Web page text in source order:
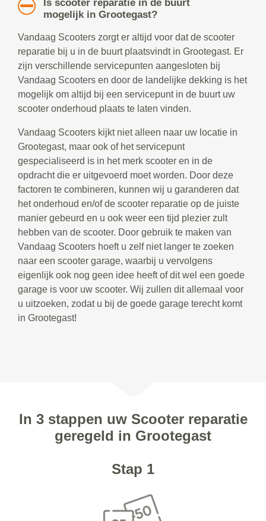
Is scooter reparatie in de buurt
mogelijk in Grootegast?
Vandaag Scooters zorgt er altijd voor dat de scooter
reparatie bij u in de buurt plaatsvindt in Grootegast. Er
zijn verschillende servicepunten aangesloten bij
Vandaag Scooters en door de landelijke dekking is het
mogelijk om altijd bij een servicepunt in de buurt uw
scooter onderhoud plaats te laten vinden.
Vandaag Scooters kijkt niet alleen naar uw locatie in
Grootegast, maar ook of het servicepunt
gespecialiseerd is in het merk scooter en in de
opdracht die er uitgevoerd moet worden. Door deze
factoren te combineren, kunnen wij u garanderen dat
het onderhoud en/of de scooter reparatie op de juiste
manier gebeurd en u ook weer een tijd plezier zult
hebben van de scooter. Door gebruik te maken van
Vandaag Scooters hoeft u zelf niet langer te zoeken
naar een scooter garage, waarbij u vervolgens
eigenlijk ook nog geen idee heeft of dit wel een goede
garage is voor uw scooter. Wij zullen dit allemaal voor
u uitzoeken, zodat u bij de goede garage terecht komt
in Grootegast!
In 3 stappen uw Scooter reparatie
geregeld in Grootegast
Stap 1